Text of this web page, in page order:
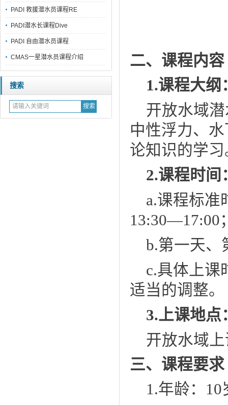
PADI 救援潜水员课程RE
PADI潜水长课程Dive
PADI 自由潜水员课程
CMAS一星潜水员课程介绍
搜索
二、课程内容
1.课程大纲
开放水域
中性浮力、
论知识的学习
2.课程时间
a.课程标准
13:30—17:00
b.第一天、
c.具体上课
适当的调整。
3.上课地点
开放水域
三、课程要求
1.年龄：